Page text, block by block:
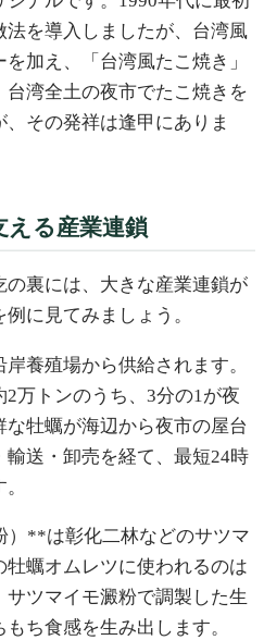
を導入しましたが、台湾風
加え、「台湾風たこ焼き」
湾全土の夜市でたこ焼きを
その発祥は逢甲にありま
える産業連鎖
裏には、大きな産業連鎖が
に見てみましょう。
養殖場から供給されます。
万トンのうち、3分の1が夜
牡蠣が海辺から夜市の屋台
送・卸売を経て、最短24時
**は彰化二林などのサツマ
蠣オムレツに使われるのは
ツマイモ澱粉で調製した生
ち食感を生み出します。